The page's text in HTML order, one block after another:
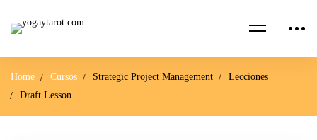
Home Cursos Strategic Project Management
Lecciones
Draft Lesson